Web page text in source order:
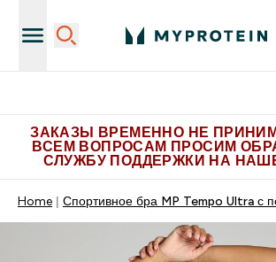
ЗАКАЗЫ ВРЕМЕННО НЕ
ВСЕМ ВОПРОСАМ ПРОСИМ
СЛУЖБУ ПОДДЕРЖКИ НА
Home Спортивное бра MP Tempo Ultra с